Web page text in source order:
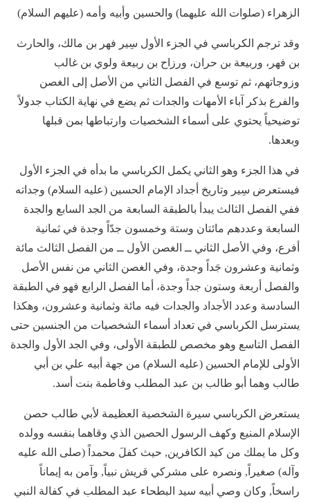
الزهراء (صلوات الله عليهما) والحسين وأبيه وأمه (عليهم السلام)
وقد ترجم الكرباسي في الجزء الأول سِير فهر بن مالك، والحارث
بن فهر، وربيعة بن حران، ورزاح بن ربيعة ولوي بن غالب
وزوجاتهم، ثم توسع في الفصل الثاني من الأصل إلى الغصن
والفرع بذكر آباء الأمهات والجدات ثم يضع في نهاية الكتاب جدولاً
توضيحياً يحتوي على أسماء الشخصيات وارتباطها بمن قبلها
وبعدها.
في هذا الجزء وهو الثاني يكمل الكرباسي ما بدأه في الجزء الأول
فيستعرض سِير وتاريخ أجداد الإمام الحسين (عليه السلام) وجداته
ففي الفصل الثالث يبدأ بالطبقة السابعة من الجد السابع والجدة
السابعة وعددهم مائتان وستة وخمسون جدّاً وجدة في ثمانية
أفرع، وفي الأصل الثاني ــ الغصن الأول ــ من الفصل الثالث مائة
وثمانية وعشرون جَداً وجدة، وفي الغصن الثاني من نفس الأصل
والفصل أربعة وستون جداً وجدة، أما الفصل الرابع فهو في الطبقة
السادسة وعدد الأجداد والجدات فيه مائة وثمانية وعشرون، وهكذا
يسترسل الكرباسي في تعداد أسماء الشخصيات من الجنسين حتى
الفصل التاسع وهو مخصص للطبقة الأولى، وفي الجد الأول والجدة
الأولى للإمام الحسين (عليه السلام) من جهة أبيه علي بن أبي
طالب وهما أبو طالب بن عبد المطلب وفاطمة بنت أسد.
يستعرض الكرباسي سيرة الشخصية العظيمة لأبي طالب حصن
الإسلام المنيع وكهف الرسول الحصين الذي وقاهما بنفسه وولده
وكل ما يملك من كيد الكافرين, حيث كفلَ محمداً (صلى الله عليه
وآله) صغيراً, ونصره على مشركي قريش نبياً, وآمن به إيماناً
راسخاً, وكان وصي أبيه سيد البطحاء عبد المطلب في كفالة النبي